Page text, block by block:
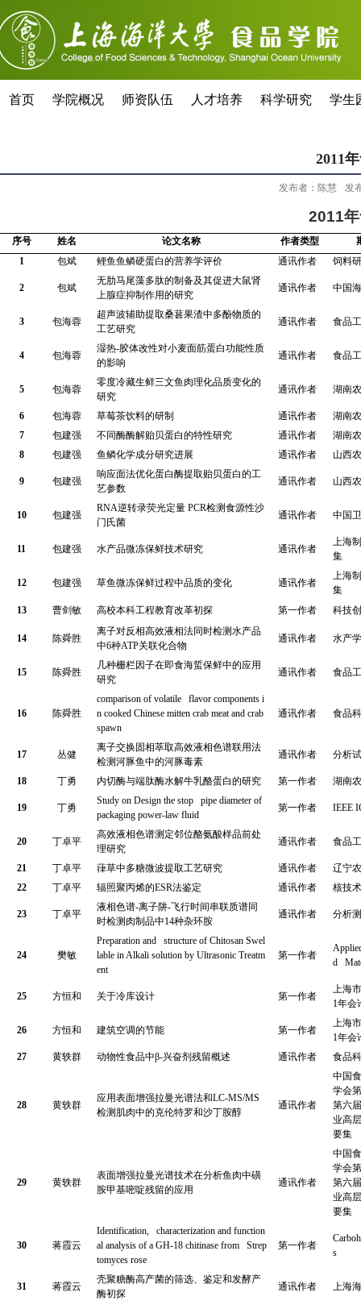
首页 学院概况 师资队伍 人才培养 科学研究 学生
2011
发布者：陈慧 发
2011
序号 姓名 论文名称 作者类型
1
包斌 鲤鱼鱼鳞硬蛋白的营养学评价 通讯作者 饲料
2 包斌
无肋马尾藻多肽的制备及其促进大鼠肾
上腺症抑制作用的研究
通讯作者 中国
3 包海蓉
超声波辅助提取桑葚果渣中多酚物质的
工艺研究
通讯作者 食品
4 包海蓉
湿热-胶体改性对小麦面筋蛋白功能性质
的影响
通讯作者 食品
5 包海蓉
零度冷藏生鲜三文鱼肉理化品质变化的
研究
通讯作者 湖南
6 包海蓉 草莓茶饮料的研制 通讯作者
湖南
7
包建强 不同酶酶解贻贝蛋白的特性研究 通讯作者
湖南
8
包建强 鱼鳞化学成分研究进展 通讯作者 山西
9 包建强
响应面法优化蛋白酶提取贻贝蛋白的工
艺参数
通讯作者 山西
10 包建强
RNA逆转录荧光定量 PCR检测食源性沙
门氏菌
通讯作者 中国
11 包建强 水产品微冻保鲜技术研究 通讯作者
上海
集
12 包建强 草鱼微冻保鲜过程中品质的变化 通讯作者
上海
集
13
曹剑敏 高校本科工程教育改革初探 第一作者 科技
14 陈舜胜
离子对反相高效液相法同时检测水产品
中6种ATP关联化合物
通讯作者 水产
15 陈舜胜
几种栅栏因子在即食海蜇保鲜中的应用
研究
通讯作者 食品
16 陈舜胜
comparison of volatile flavor components i
n cooked Chinese mitten crab meat and crab
spawn
通讯作者 食品
17 丛健
离子交换固相萃取高效液相色谱联用法
检测河豚鱼中的河豚毒素
通讯作者 分析
18 丁勇 内切酶与端肽酶水解牛乳酪蛋白的研究 第一作者 湖南
19 丁勇
Study on Design the stop pipe diameter of
packaging power-law fluid
第一作者 IEEE
20 丁卓平
高效液相色谱测定邻位酪氨酸样品前处
理研究
通讯作者 食品
21 丁卓平 葎草中多糖微波提取工艺研究 通讯作者
辽宁
22
丁卓平 辐照聚丙烯的ESR法鉴定 通讯作者 核技术
23 丁卓平
液相色谱-离子阱-飞行时间串联质谱同
时检测肉制品中14种杂环胺
通讯作者 分析
24 樊敏
Preparation and structure of Chitosan Swel
lable in Alkali solution by Ultrasonic Treatm
ent
第一作者
d
25 方恒和 关于冷库设计 第一作者
上海
1年会
26 方恒和 建筑空调的节能 第一作者
上海
1年会
27
黄轶群 动物性食品中β-兴奋剂残留概述 通讯作者 食品
28 黄轶群
应用表面增强拉曼光谱法和LC-MS/MS
检测肌肉中的克伦特罗和沙丁胺醇
通讯作者
中国
学会
第六
业高
要集
29 黄轶群
表面增强拉曼光谱技术在分析鱼肉中磺
胺甲基嘧啶残留的应用
通讯作者
中国
学会
第六
业高
要集
30 蒋霞云
Identification, characterization and function
al analysis of a GH-18 chitinase from Strep
tomyces rose
第一作者
s
31 蒋霞云
壳聚糖酶高产菌的筛选、鉴定和发酵产
酶初探
通讯作者 上海